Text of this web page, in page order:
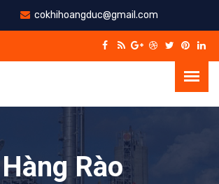
cokhihoangduc@gmail.com
Hàng Rào